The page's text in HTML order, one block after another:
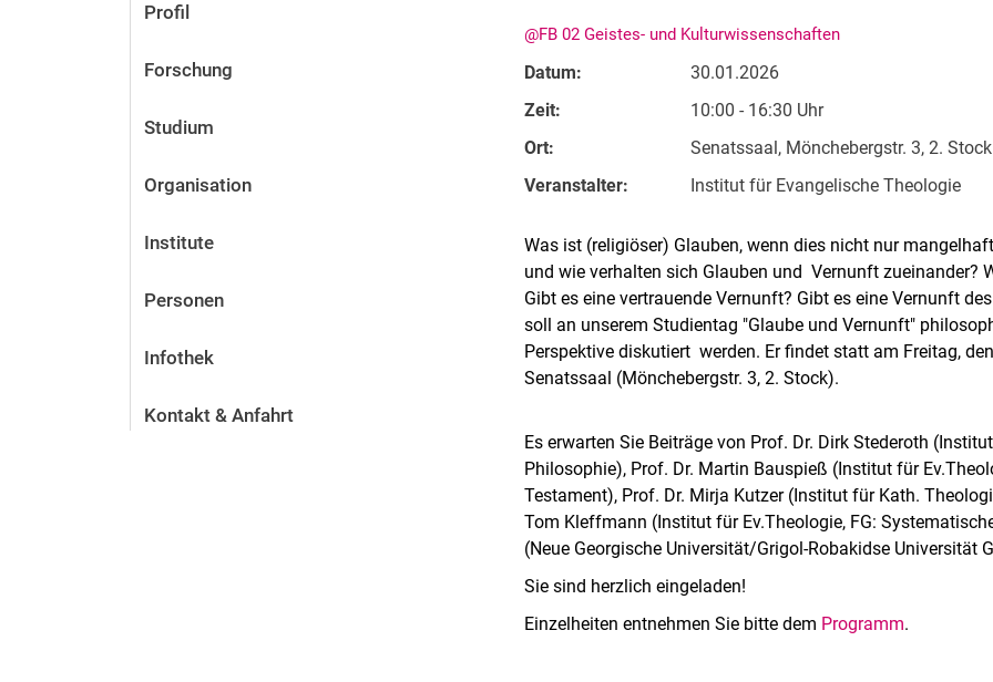
Profil
Forschung
Studium
Organisation
Institute
Personen
Infothek
Kontakt & Anfahrt
@FB 02 Geistes- und Kulturwissenschaften
Datum:
30.01.2026
Zeit:
10:00 - 16:30 Uhr
Ort:
Senatssaal, Mönchebergstr. 3, 2. Stock
Veranstalter:
Institut für Evangelische Theologie
Was ist (religiöser) Glauben, wenn dies nicht nur
und wie verhalten sich Glauben und Vernunft zueinander?
Gibt es eine vertrauende Vernunft? Gibt es eine Vernunft
soll an unserem Studientag "Glaube und Vernunft"
Perspektive diskutiert werden. Er findet statt am Freitag,
Senatssaal (Mönchebergstr. 3, 2. Stock).
Es erwarten Sie Beiträge von Prof. Dr. Dirk Stederoth
Philosophie), Prof. Dr. Martin Bauspieß (Institut für
Testament), Prof. Dr. Mirja Kutzer (Institut für Kath.
Tom Kleffmann (Institut für Ev.Theologie, FG:
(Neue Georgische Universität/Grigol-Robakidse Universität
Sie sind herzlich eingeladen!
Einzelheiten entnehmen Sie bitte dem Programm.